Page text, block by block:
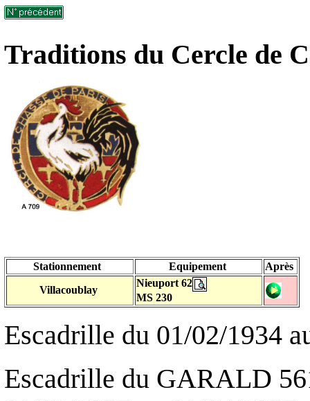
Traditions du Cercle de
Stationnement Equipement
Après
Villacoublay
Nieuport 62
MS 230
Escadrille du 01/02/1934
Escadrille du GARALD